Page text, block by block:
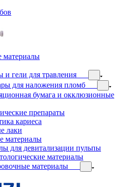
материалы
и гели для травления
для наложения пломб
бумага и окклюзионные
препараты
кариеса
лаки
материалы
для девитализации пульпы
материалы
материалы